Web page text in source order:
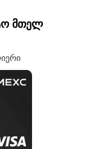
მთელ